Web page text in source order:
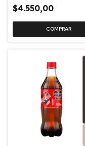
$4.550,00